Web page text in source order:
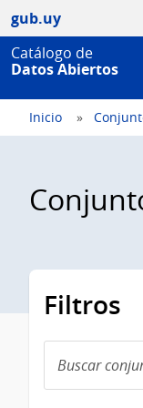
gub.uy
Catálogo de
Datos Abiertos
Inicio
Filtros
conjuntos
de